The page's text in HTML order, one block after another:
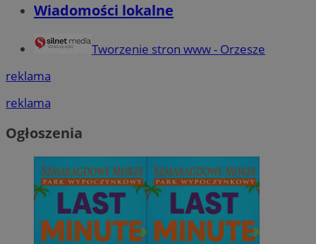
Wiadomości lokalne
Tworzenie stron www - Orzesze
reklama
reklama
Ogłoszenia